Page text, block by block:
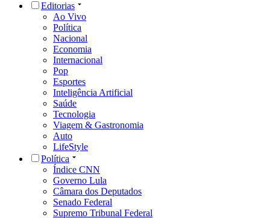
Editorias
Ao Vivo
Política
Nacional
Economia
Internacional
Pop
Esportes
Inteligência Artificial
Saúde
Tecnologia
Viagem & Gastronomia
Auto
LifeStyle
Política
Índice CNN
Governo Lula
Câmara dos Deputados
Senado Federal
Supremo Tribunal Federal